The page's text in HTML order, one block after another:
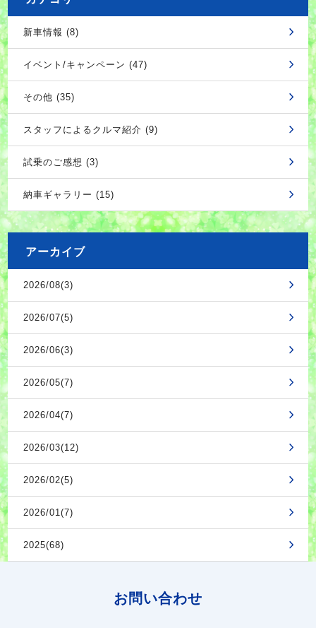
新車情報 (8)
イベント/キャンペーン (47)
その他 (35)
スタッフによるクルマ紹介 (9)
試乗のご感想 (3)
納車ギャラリー (15)
アーカイブ
2026/08(3)
2026/07(5)
2026/06(3)
2026/05(7)
2026/04(7)
2026/03(12)
2026/02(5)
2026/01(7)
2025(68)
お問い合わせ